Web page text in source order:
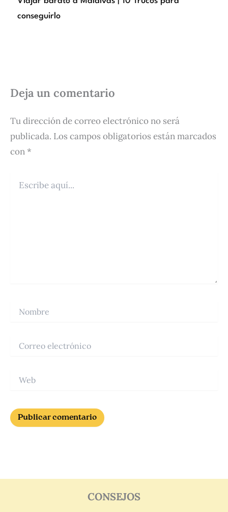
conseguirlo
Deja un comentario
Tu dirección de correo electrónico no será
publicada. Los campos obligatorios están marcados
con*
aquí...
electrónico
CONSEJOS